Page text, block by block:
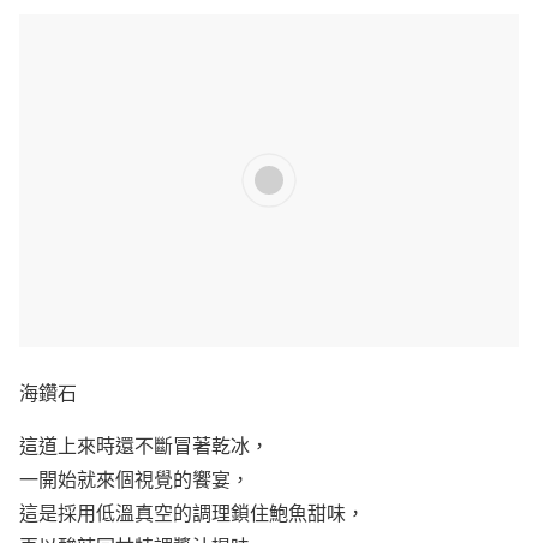
海鑽石
這道上來時還不斷冒著乾冰，
一開始就來個視覺的饗宴，
這是採用低溫真空的調理鎖住鮑魚甜味，